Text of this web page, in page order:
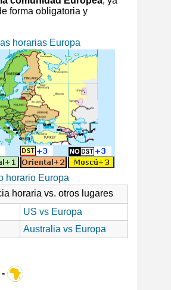
forma obligatoria y
horarias Europa
horario Europa
horaria vs. otros lugares
US vs Europa
Australia vs Europa
-